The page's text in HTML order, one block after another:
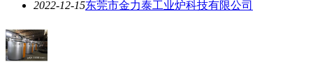
2022-12-15东莞市金力泰工业炉科技有限公司